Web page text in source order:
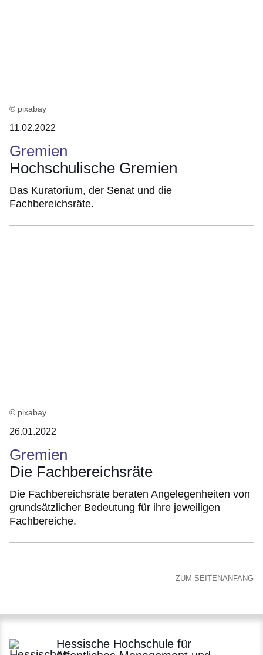
© pixabay
11.02.2022
Gremien
Hochschulische Gremien
Das Kuratorium, der Senat und die
Fachbereichsräte.
© pixabay
26.01.2022
Gremien
Die Fachbereichsräte
Die Fachbereichsräte beraten Angelegenheiten von
grundsätzlicher Bedeutung für ihre jeweiligen
Fachbereiche.
ZUM SEITENANFANG
Hessische Hochschule für